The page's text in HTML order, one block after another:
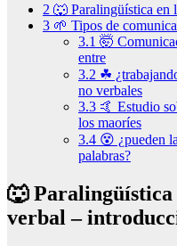
2 🐺 Paralingüística en
3 🌱 Tipos de
3.1 🤯
entre
3.2 ☘
no verbales
3.3 🤙 Estudio
los maoríes
3.4 😵 ¿pueden
palabras?
🐺 Paralingüística
verbal –